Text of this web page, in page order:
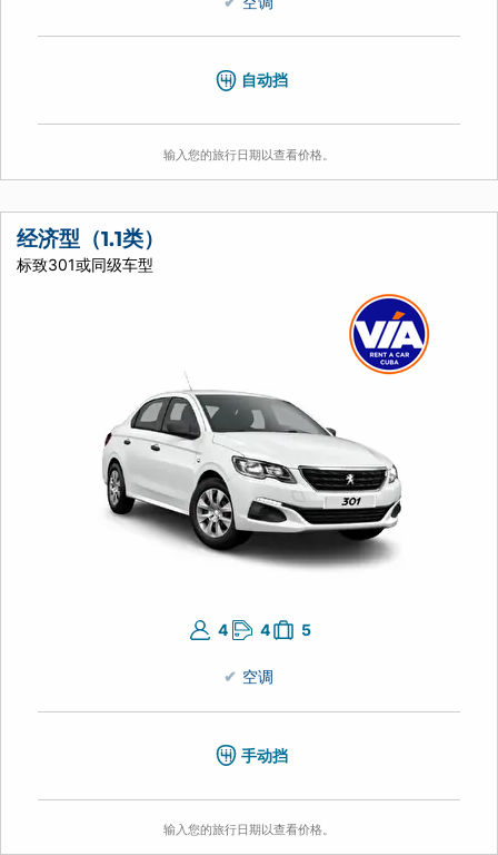
自动挡
输入您的旅行日期以查看价格。
经济型（1.1类）
标致301或同级车型
4 4 5
空调
手动挡
输入您的旅行日期以查看价格。